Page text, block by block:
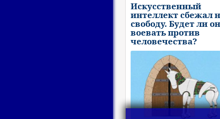
Искусственный
интеллект сбежал
свободу. Будет ли он
воевать против
человечества?